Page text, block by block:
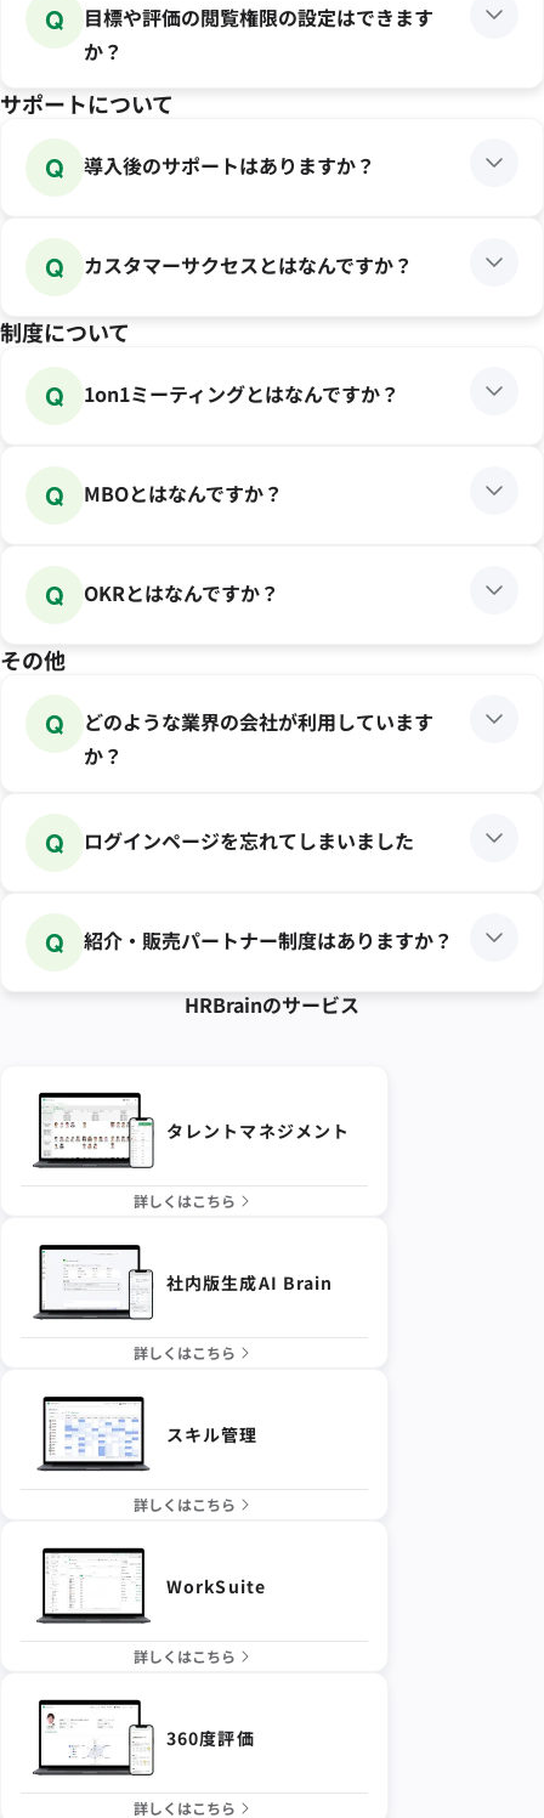
Q
目標や評価の閲覧権限の設定はできます
か？
サポートについて
Q 導入後のサポートはありますか？
Q カスタマーサクセスとはなんですか？
制度について
Q 1on1ミーティングとはなんですか？
Q MBOとはなんですか？
Q OKRとはなんですか？
その他
Q
どのような業界の会社が利用しています
か？
Q ログインページを忘れてしまいました
Q 紹介・販売パートナー制度はありますか？
HRBrainのサービス
タレントマネジメント
詳しくはこちら
社内版生成AI Brain
詳しくはこちら
スキル管理
詳しくはこちら
WorkSuite
詳しくはこちら
360度評価
詳しくはこちら